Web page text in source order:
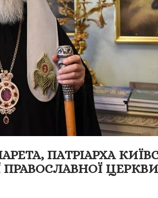
ПАТРІАРХА